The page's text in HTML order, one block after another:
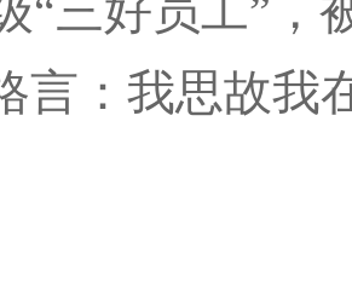
“三好员工”，
言：我思故我